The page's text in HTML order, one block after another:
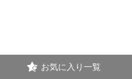
お気に入り一覧